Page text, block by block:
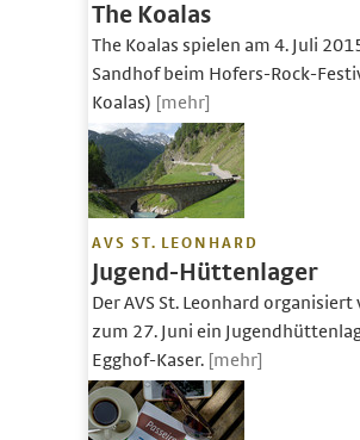
The Koalas
The Koalas spielen am 4. Juli
Sandhof beim Hofers-Rock-
Koalas) [mehr]
AVS ST. LEONHARD
Jugend-Hüttenlager
Der AVS St. Leonhard organisiert
zum 27. Juni ein
Egghof-Kaser. [mehr]